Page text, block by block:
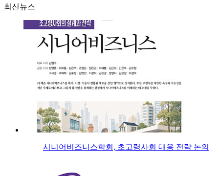
최신뉴스
시니어비즈니스학회, 초고령사회 대응 전략 논의